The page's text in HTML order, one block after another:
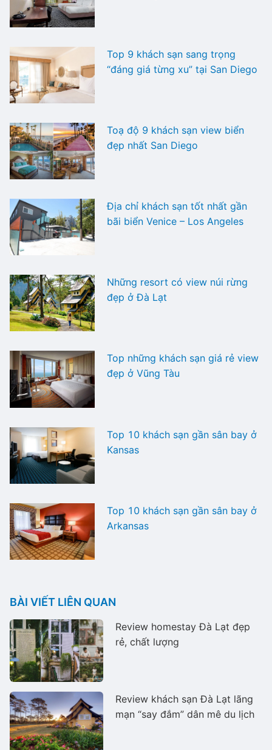
Top 9 khách sạn sang trọng
“đáng giá từng xu” tại San Diego
Toạ độ 9 khách sạn view biển
đẹp nhất San Diego
Địa chỉ khách sạn tốt nhất gần
bãi biển Venice – Los Angeles
Những resort có view núi rừng
đẹp ở Đà Lạt
Top những khách sạn giá rẻ view
đẹp ở Vũng Tàu
Top 10 khách sạn gần sân bay ở
Kansas
Top 10 khách sạn gần sân bay ở
Arkansas
BÀI VIẾT LIÊN QUAN
Review homestay Đà Lạt đẹp
rẻ, chất lượng
Review khách sạn Đà Lạt lãng
mạn “say đắm” dân mê du lịch